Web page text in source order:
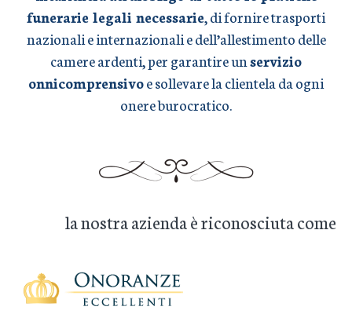
funerarie legali necessarie, di fornire trasporti
nazionali e internazionali e dell’allestimento delle
camere ardenti, per garantire unservizio
onnicomprensivoe sollevare la clientela da ogni
onere burocratico.
la nostra azienda è riconosciuta come